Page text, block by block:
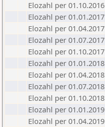
Elozahl per 01.10.2016
Elozahl per 01.01.2017
Elozahl per 01.04.2017
Elozahl per 01.07.2017
Elozahl per 01.10.2017
Elozahl per 01.01.2018
Elozahl per 01.04.2018
Elozahl per 01.07.2018
Elozahl per 01.10.2018
Elozahl per 01.01.2019
Elozahl per 01.04.2019